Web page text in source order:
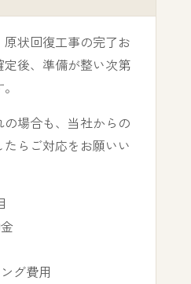
状回復工事の完了お
定後、準備が整い次第
場合も、当社からの
らご対応をお願いい
グ費用